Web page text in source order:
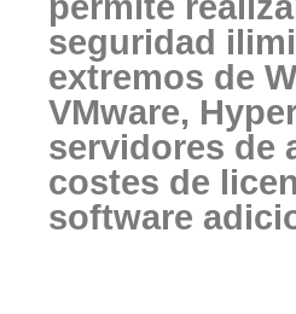
seguridad
extremos de
VMware,
servidores de
costes de
software